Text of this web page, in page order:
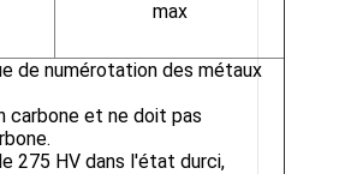
max
de numérotation des métaux
carbone et ne doit pas
275 HV dans l'état durci,